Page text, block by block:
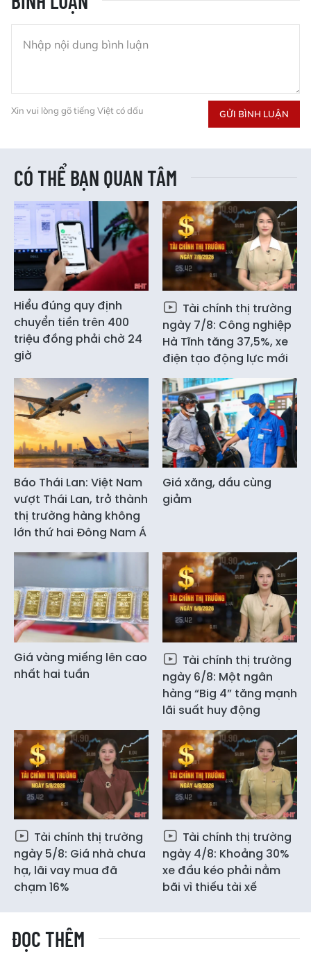
Xin vui lòng gõ tiếng Việt có dấu GỬI BÌNH LUẬN
CÓ THỂ BẠN QUAN TÂM
Hiểu đúng quy định
chuyển tiền trên 400
triệu đồng phải chờ 24
giờ
Tài chính thị trường
ngày 7/8: Công nghiệp
Hà Tĩnh tăng 37,5%, xe
điện tạo động lực mới
Báo Thái Lan: Việt Nam
vượt Thái Lan, trở thành
thị trường hàng không
lớn thứ hai Đông Nam Á
Giá xăng, dầu cùng
giảm
Giá vàng miếng lên cao
nhất hai tuần
Tài chính thị trường
ngày 6/8: Một ngân
hàng “Big 4” tăng mạnh
lãi suất huy động
Tài chính thị trường
ngày 5/8: Giá nhà chưa
hạ, lãi vay mua đã
chạm 16%
Tài chính thị trường
ngày 4/8: Khoảng 30%
xe đầu kéo phải nằm
bãi vì thiếu tài xế
ĐỌC THÊM